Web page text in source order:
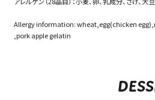
Allergy information: wheat,egg(chicken
,pork apple gelatin